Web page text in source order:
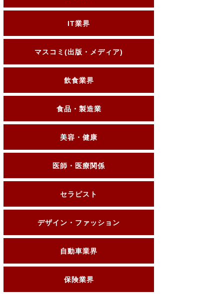
IT業界
マスコミ(出版・メディア)
飲食業界
食品・製造業
美容・健康
医師・医療関係
セラピスト
デザイン・ファッション
自動車業界
保険業界